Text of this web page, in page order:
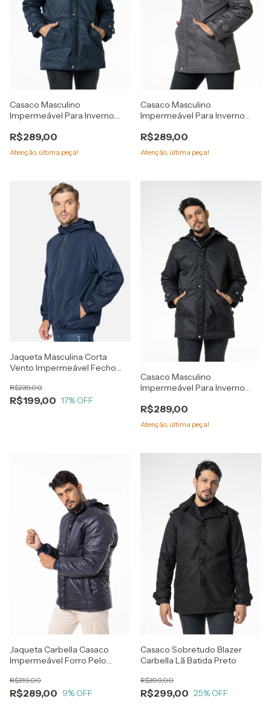
Casaco Masculino
Impermeável Para Inverno
R$289,00
Atenção, última peça!
Casaco Masculino
Impermeável Para Inverno
R$289,00
Atenção, última peça!
Jaqueta Masculina Corta
Vento Impermeável Fecho
R$199,00
R$239,00
17% OFF
Casaco Masculino
Impermeável Para Inverno
R$289,00
Atenção, última peça!
Jaqueta Carbella Casaco
Impermeável Forro Pelo
R$289,00
R$319,00
9% OFF
Casaco Sobretudo Blazer
Carbella Lã Batida Preto
R$299,00
R$399,00
25% OFF